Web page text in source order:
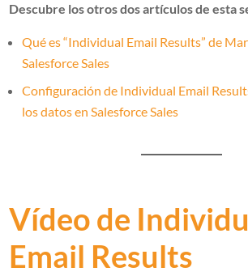
Descubre los otros dos artículos de esta
Qué es “Individual Email Results” de
Salesforce Sales
Configuración de Individual Email
los datos en Salesforce Sales
Vídeo de
Email Results